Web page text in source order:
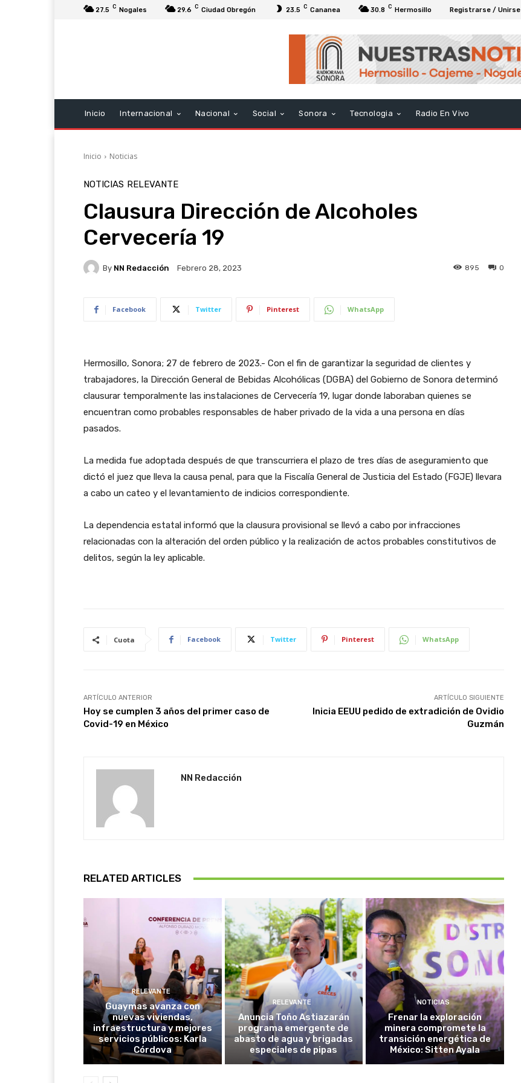
27.5 C Nogales 29.6 C Ciudad Obregón 23.5 C Cananea 30.8 C Hermosillo Registrarse / Unirse
Inicio Internacional Nacional Social Sonora Tecnologia Radio En Vivo
Inicio Noticias
NOTICIAS RELEVANTE
Clausura Dirección de Alcoholes
Cervecería 19
By NN Redacción Febrero 28, 2023 0
895
Facebook Twitter Pinterest WhatsApp
Hermosillo, Sonora; 27 de febrero de 2023.- Con el fin de garantizar la seguridad de clientes y
trabajadores, la Dirección General de Bebidas Alcohólicas (DGBA) del Gobierno de Sonora determinó
clausurar temporalmente las instalaciones de Cervecería 19, lugar donde laboraban quienes se
encuentran como probables responsables de haber privado de la vida a una persona en días
pasados.
La medida fue adoptada después de que transcurriera el plazo de tres días de aseguramiento que
dictó el juez que lleva la causa penal, para que la Fiscalía General de Justicia del Estado (FGJE) llevara
a cabo un cateo y el levantamiento de indicios correspondiente.
La dependencia estatal informó que la clausura provisional se llevó a cabo por infracciones
relacionadas con la alteración del orden público y la realización de actos probables constitutivos de
delitos, según la ley aplicable.
Cuota Facebook Twitter Pinterest WhatsApp
ARTÍCULO ANTERIOR
Hoy se cumplen 3 años del primer caso de
Covid-19 en México
ARTÍCULO SIGUIENTE
Inicia EEUU pedido de extradición de Ovidio
Guzmán
NN Redacción
RELATED ARTICLES
RELEVANTE
Guaymas avanza con
nuevas viviendas,
infraestructura y mejores
servicios públicos: Karla
Córdova
RELEVANTE
Anuncia Toño Astiazarán
programa emergente de
abasto de agua y brigadas
especiales de pipas
NOTICIAS
Frenar la exploración
minera compromete la
transición energética de
México: Sitten Ayala